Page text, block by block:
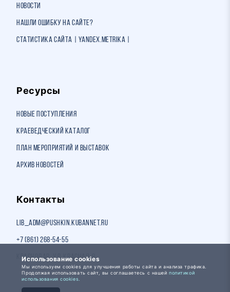
Новости
Нашли ошибку на сайте?
Статистика сайта | Yandex.Metrika |
Ресурсы
Новые поступления
Краеведческий каталог
План мероприятий и выставок
Архив новостей
Контакты
lib_adm@pushkin.kubannet.ru
+7 (861) 268-54-55
Краснодар, ул. Красная, 8
Использование cookies
Мы используем cookies для улучшения работы сайта и анализа трафика.
Продолжая использовать сайт, вы соглашаетесь с нашейполитикой
использования cookies.